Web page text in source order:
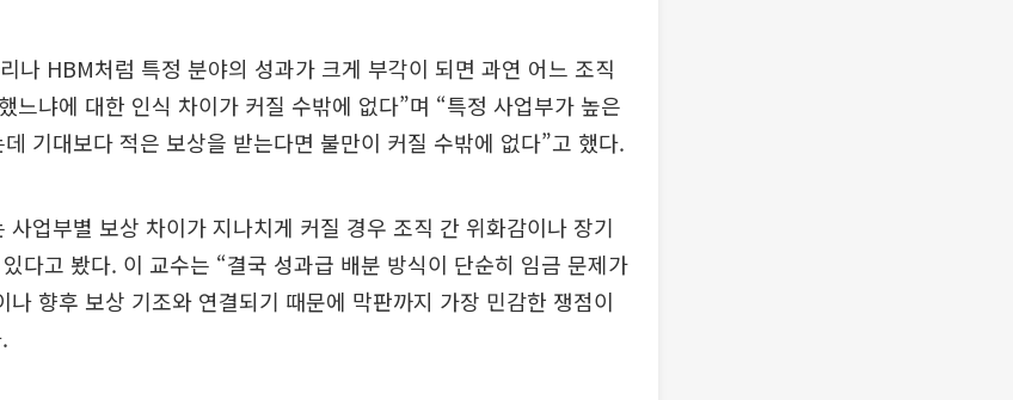
나 HBM처럼 특정 분야의 성과가 크게 부각이 되면 과연 어느 조직
느냐에 대한 인식 차이가 커질 수밖에 없다”며 “특정 사업부가 높은
기대보다 적은 보상을 받는다면 불만이 커질 수밖에 없다”고 했다.
사업부별 보상 차이가 지나치게 커질 경우 조직 간 위화감이나 장기
다고 봤다. 이 교수는 “결국 성과급 배분 방식이 단순히 임금 문제가
나 향후 보상 기조와 연결되기 때문에 막판까지 가장 민감한 쟁점이